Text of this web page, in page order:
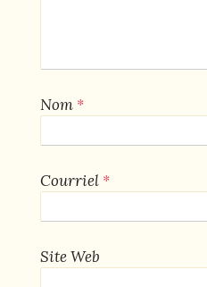
Nom *
Courriel *
Site Web